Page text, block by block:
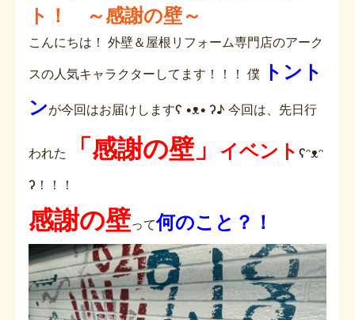
ト！ ～感謝の壁～
こんにちは！ 外壁＆屋根リフォーム専門店のアーク
スの人気キャラクターしてます！！！ 僕 トント
ンが今回はお届けしますʕ •ᴥ• ʔ♪ 今回は、先日行
われた 「感謝の壁」 イベント ʕᵔᴥᵔ
ʔ！！！
感謝の壁って何のこと？！